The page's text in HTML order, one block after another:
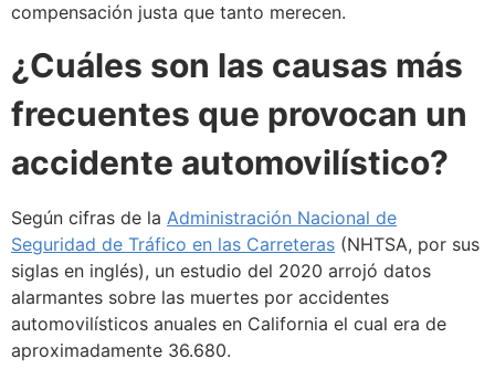
compensación justa que tanto merecen.
¿Cuáles son las causas más
frecuentes que provocan un
accidente automovilístico?
Según cifras de la Administración Nacional de
Seguridad de Tráfico en las Carreteras (NHTSA, por sus
siglas en inglés), un estudio del 2020 arrojó datos
alarmantes sobre las muertes por accidentes
automovilísticos anuales en California el cual era de
aproximadamente 36.680.